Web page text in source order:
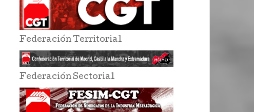
Federación Territorial
Federación Sectorial